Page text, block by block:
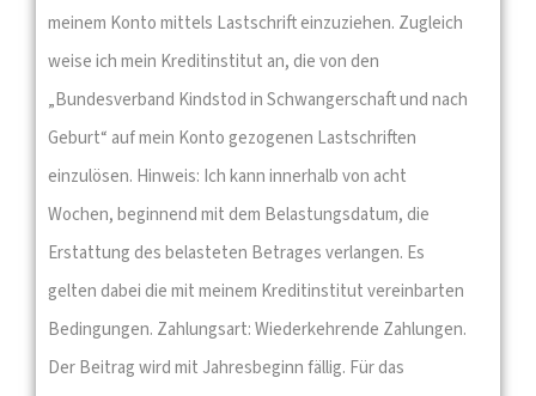
meinem Konto mittels Lastschrift einzuziehen. Zugleich
weise ich mein Kreditinstitut an, die von den
„Bundesverband Kindstod in Schwangerschaft und nach
Geburt“ auf mein Konto gezogenen Lastschriften
einzulösen. Hinweis: Ich kann innerhalb von acht
Wochen, beginnend mit dem Belastungsdatum, die
Erstattung des belasteten Betrages verlangen. Es
gelten dabei die mit meinem Kreditinstitut vereinbarten
Bedingungen. Zahlungsart: Wiederkehrende Zahlungen.
Der Beitrag wird mit Jahresbeginn fällig. Für das